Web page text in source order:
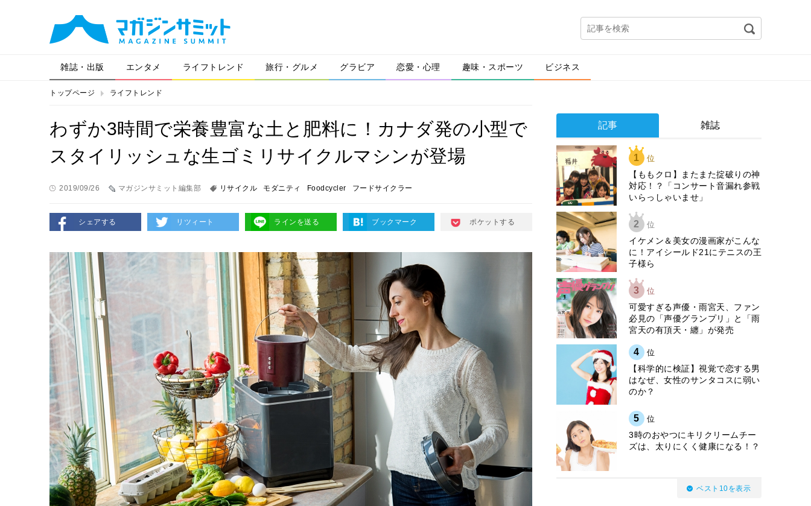
雑誌・出版 エンタメ ライフトレンド 旅行・グルメ グラビア 恋愛・心理 趣味・スポーツ ビジネス
トップページ ライフトレンド
わずか3時間で栄養豊富な土と肥料に！カナダ発の小型で
スタイリッシュな生ゴミリサイクルマシンが登場
2019/09/26 マガジンサミット編集部 リサイクル モダニティ Foodcycler フードサイクラー
シェアする リツィート ラインを送る ブックマーク ポケットする
記事 雑誌
1 位
【ももクロ】またまた掟破りの神
対応！？「コンサート音漏れ参戦
いらっしゃいませ」
2 位
イケメン＆美女の漫画家がこんな
に！アイシールド21にテニスの王
子様ら
3 位
可愛すぎる声優・雨宮天、ファン
必見の「声優グランプリ」と「雨
宮天の有頂天・纏」が発売
4 位
【科学的に検証】視覚で恋する男
はなぜ、女性のサンタコスに弱い
のか？
5 位
3時のおやつにキリクリームチー
ズは、太りにくく健康になる！？
ベスト10を表示